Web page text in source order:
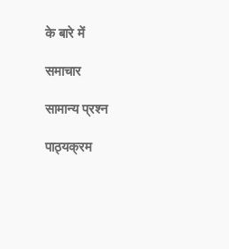
के बारे में
समाचार
सामान्य प्रश्न
पाठ्यक्रम